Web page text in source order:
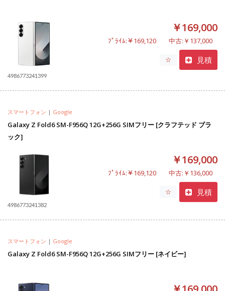
4986773241399
￥169,000
ﾌﾟﾗｲﾑ:￥169,120 中古:￥137,000
☆ 見積
スマートフォン | Google
Galaxy Z Fold6 SM-F956Q 12G+256G SIMフリー [クラフテッド ブラ
ック]
4986773241382
￥169,000
ﾌﾟﾗｲﾑ:￥169,120 中古:￥136,000
☆ 見積
スマートフォン | Google
Galaxy Z Fold6 SM-F956Q 12G+256G SIMフリー [ネイビー]